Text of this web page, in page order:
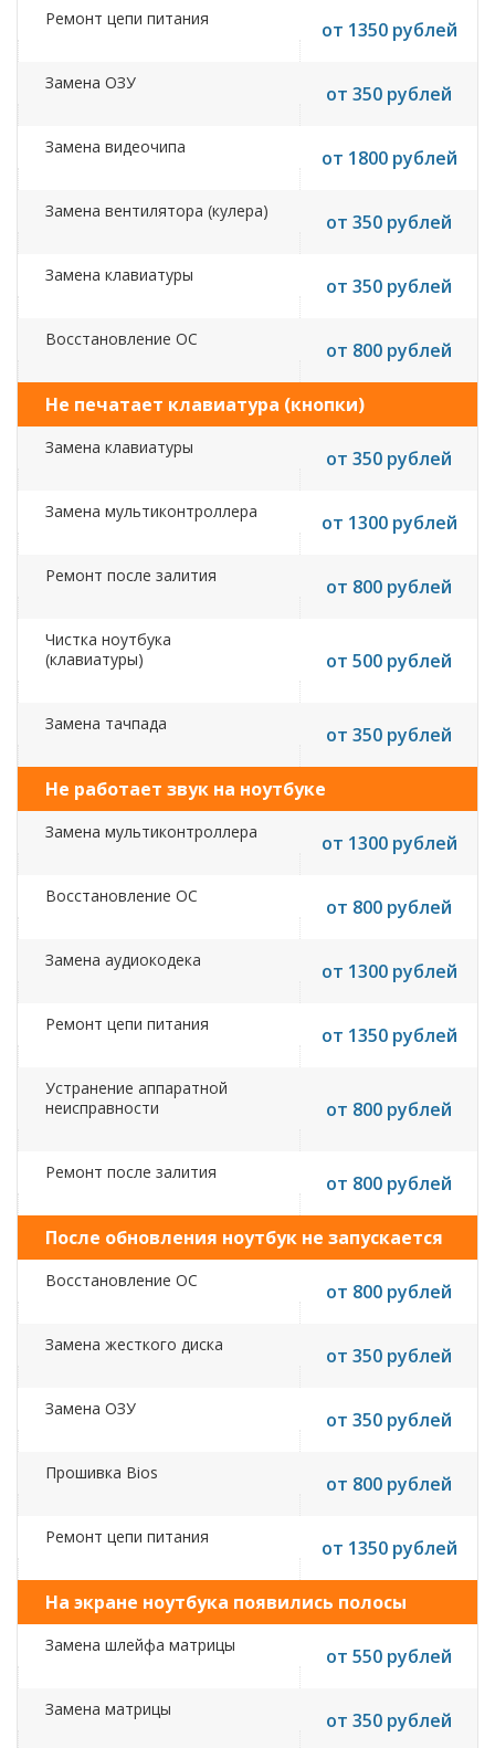
Ремонт цепи питания от 1350 рублей
Замена ОЗУ от 350 рублей
Замена видеочипа от 1800 рублей
Замена вентилятора (кулера) от 350 рублей
Замена клавиатуры от 350 рублей
Восстановление ОС от 800 рублей
Не печатает клавиатура (кнопки)
Замена клавиатуры от 350 рублей
Замена мультиконтроллера от 1300 рублей
Ремонт после залития от 800 рублей
Чистка ноутбука
(клавиатуры)
от 500 рублей
Замена тачпада от 350 рублей
Не работает звук на ноутбуке
Замена мультиконтроллера от 1300 рублей
Восстановление ОС от 800 рублей
Замена аудиокодека от 1300 рублей
Ремонт цепи питания от 1350 рублей
Устранение аппаратной
неисправности
от 800 рублей
Ремонт после залития от 800 рублей
После обновления ноутбук не запускается
Восстановление ОС от 800 рублей
Замена жесткого диска от 350 рублей
Замена ОЗУ от 350 рублей
Прошивка Bios от 800 рублей
Ремонт цепи питания от 1350 рублей
На экране ноутбука появились полосы
Замена шлейфа матрицы от 550 рублей
Замена матрицы от 350 рублей